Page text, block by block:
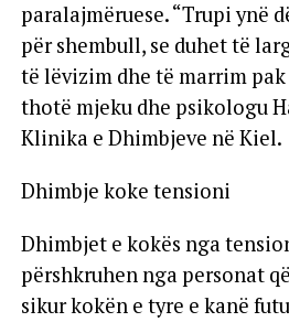
paralajmëruese. “Trupi ynë
për shembull, se duhet të
të lëvizim dhe të marrim pak
thotë mjeku dhe psikologu
Klinika e Dhimbjeve në Kiel.
Dhimbje koke tensioni
Dhimbjet e kokës nga
përshkruhen nga personat
sikur kokën e tyre e kanë